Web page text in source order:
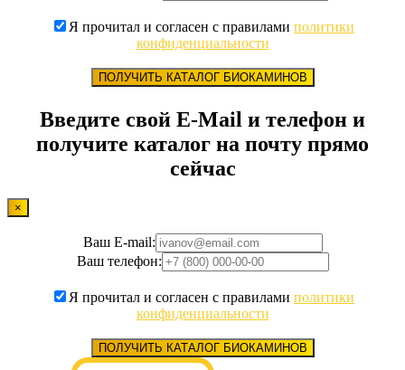
Я прочитал и согласен с правилами политики
конфиденциальности
ПОЛУЧИТЬ КАТАЛОГ БИОКАМИНОВ
Введите свой E-Mail и телефон и
получите каталог на почту прямо
сейчас
×
Ваш E-mail:
Ваш телефон:
Я прочитал и согласен с правилами политики
конфиденциальности
ПОЛУЧИТЬ КАТАЛОГ БИОКАМИНОВ